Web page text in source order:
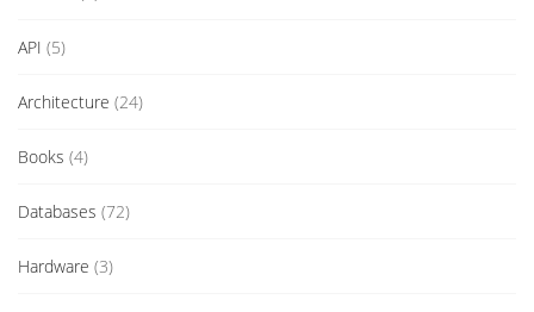
API (5)
Architecture (24)
Books (4)
Databases (72)
Hardware (3)